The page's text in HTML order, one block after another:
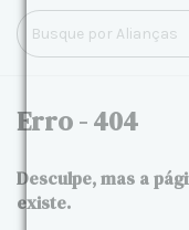
Erro - 404
Desculpe, mas a
existe.